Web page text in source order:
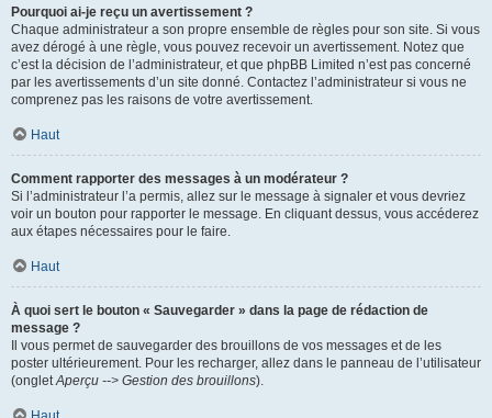
Pourquoi ai-je reçu un avertissement ?
Chaque administrateur a son propre ensemble de règles pour son site. Si vous
avez dérogé à une règle, vous pouvez recevoir un avertissement. Notez que
c’est la décision de l’administrateur, et que phpBB Limited n’est pas concerné
par les avertissements d’un site donné. Contactez l’administrateur si vous ne
comprenez pas les raisons de votre avertissement.
Haut
Comment rapporter des messages à un modérateur ?
Si l’administrateur l’a permis, allez sur le message à signaler et vous devriez
voir un bouton pour rapporter le message. En cliquant dessus, vous accéderez
aux étapes nécessaires pour le faire.
Haut
À quoi sert le bouton « Sauvegarder » dans la page de rédaction de
message ?
Il vous permet de sauvegarder des brouillons de vos messages et de les
poster ultérieurement. Pour les recharger, allez dans le panneau de l’utilisateur
(ongletAperçu --> Gestion des brouillons).